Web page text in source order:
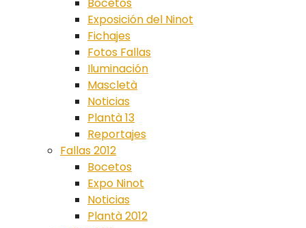
Exposición del Ninot
Fichajes
Fotos Fallas
Iluminación
Mascletà
Noticias
Plantà 13
Reportajes
Fallas 2012
Bocetos
Expo Ninot
Noticias
Plantà 2012